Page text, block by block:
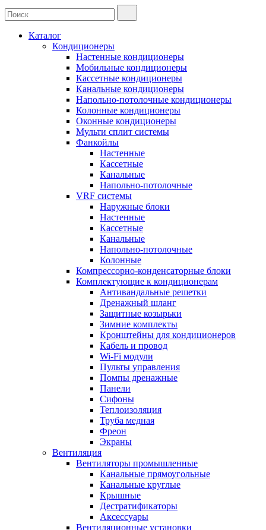
Каталог
Кондиционеры
Настенные кондиционеры
Мобильные кондиционеры
Кассетные кондиционеры
Канальные кондиционеры
Напольно-потолочные кондиционеры
Колонные кондиционеры
Оконные кондиционеры
Мульти сплит системы
Фанкойлы
Настенные
Кассетные
Канальные
Напольно-потолочные
VRF системы
Наружные блоки
Настенные
Кассетные
Канальные
Напольно-потолочные
Колонные
Компрессорно-конденсаторные блоки
Комплектующие к кондиционерам
Антивандальные решетки
Дренажный шланг
Защитные козырьки
Зимние комплекты
Кронштейны для кондиционеров
Кабель и провод
Wi-Fi модули
Пульты управления
Помпы дренажные
Панели
Сифоны
Теплоизоляция
Труба медная
Фреон
Экраны
Вентиляция
Вентиляторы промышленные
Канальные прямоугольные
Канальные круглые
Крышные
Дестратификаторы
Аксессуары
Вентиляционные установки